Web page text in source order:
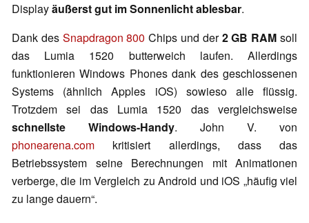
Displayäußerst gut im Sonnenlicht ablesbar.
Dank des Snapdragon 800 Chips und der2 GB RAM soll
das Lumia 1520 butterweich laufen. Allerdings
funktionieren Windows Phones dank des geschlossenen
Systems (ähnlich Apples iOS) sowieso alle flüssig.
Trotzdem sei das Lumia 1520 das vergleichsweise
schnellste Windows-Handy. John V. von
phonearena.com kritisiert allerdings, dass das
Betriebssystem seine Berechnungen mit Animationen
verberge, die im Vergleich zu Android und iOS „häufig viel
zu lange dauern“.